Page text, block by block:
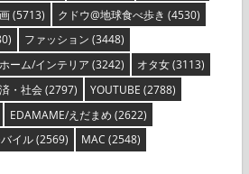
(5713) クドウ@地球食べ歩き (4530)
ファッション (3448)
ホーム/インテリア (3242) オタ女(3113)
・社会(2797) YOUTUBE (2788)
EDAMAME/えだまめ (2622)
イル(2569) MAC (2548)